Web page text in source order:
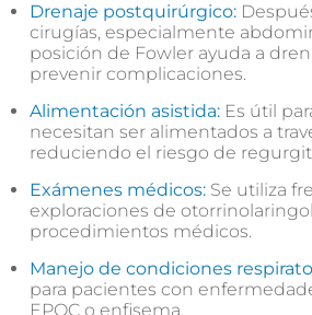
Drenaje postquirúrgico:
cirugías, especialmente
posición de Fowler ayuda a
prevenir complicaciones.
Alimentación asistida: Es útil
necesitan ser alimentados a
reduciendo el riesgo de
Exámenes médicos: Se utiliza
exploraciones de
procedimientos médicos.
Manejo de condiciones
para pacientes con
EPOC o enfisema.